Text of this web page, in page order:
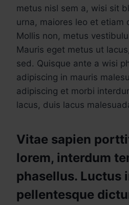
metus nisl sem a, wisi sit
urna, maiores leo et etiam
Mollis non, metus
Mauris eget metus ut
sed. Quisque ante a wisi
adipiscing in mauris
adipiscing et morbi
lacus, duis lacus
Vitae sapien
lorem, interdum
phasellus. Luctus
pellentesque